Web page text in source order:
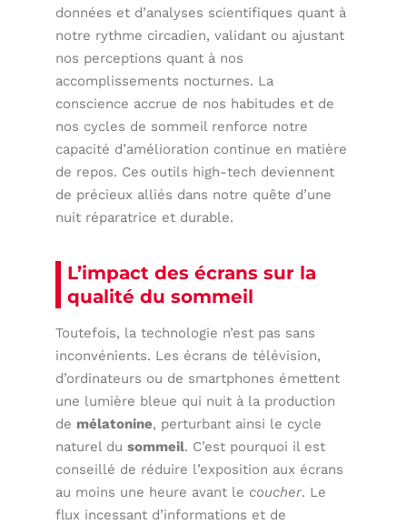
données et d’analyses scientifiques quant à
notre rythme circadien, validant ou ajustant
nos perceptions quant à nos
accomplissements nocturnes. La
conscience accrue de nos habitudes et de
nos cycles de sommeil renforce notre
capacité d’amélioration continue en matière
de repos. Ces outils high-tech deviennent
de précieux alliés dans notre quête d’une
nuit réparatrice et durable.
L’impact des écrans sur la
qualité du sommeil
Toutefois, la technologie n’est pas sans
inconvénients. Les écrans de télévision,
d’ordinateurs ou de smartphones émettent
une lumière bleue qui nuit à la production
de mélatonine, perturbant ainsi le cycle
naturel dusommeil. C’est pourquoi il est
conseillé de réduire l’exposition aux écrans
au moins une heure avant le coucher. Le
flux incessant d’informations et de